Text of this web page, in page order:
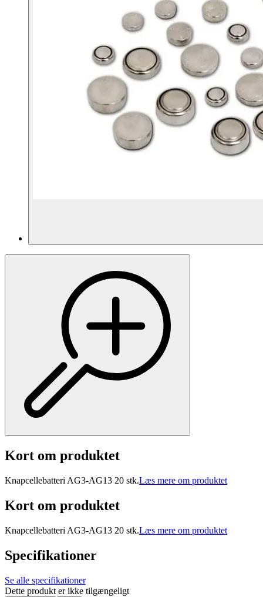
Kort om produktet
Knapcellebatteri AG3-AG13 20 stk.Læs mere om produktet
Kort om produktet
Knapcellebatteri AG3-AG13 20 stk.Læs mere om produktet
Specifikationer
Se alle specifikationer
Dette produkt er ikke tilgængeligt